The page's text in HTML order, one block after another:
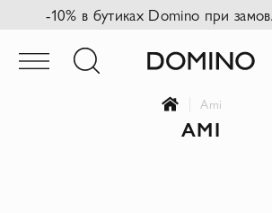
-10% в бутиках Domino при
Ami
AMI